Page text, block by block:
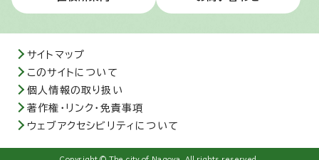
サイトマップ
このサイトについて
個人情報の取り扱い
著作権・リンク・免責事項
ウェブアクセシビリティについて